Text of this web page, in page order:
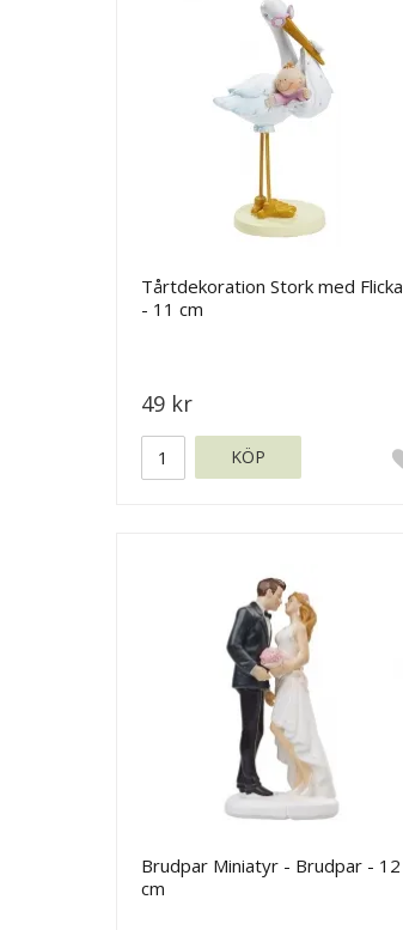
Tårtdekoration Stork med Flicka
- 11 cm
49 kr
KÖP
Brudpar Miniatyr - Brudpar - 12
cm